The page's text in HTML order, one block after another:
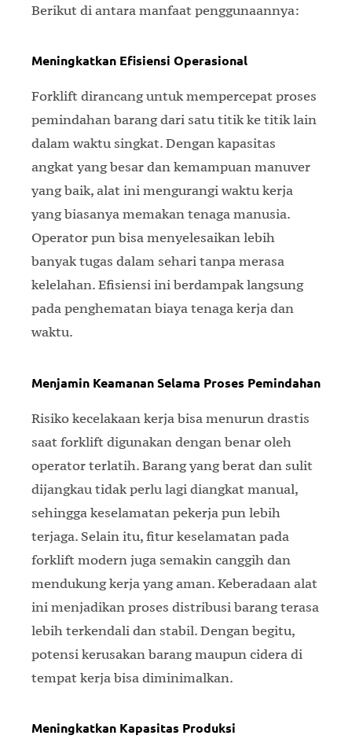
Berikut di antara manfaat penggunaannya:
Meningkatkan Efisiensi Operasional
Forklift dirancang untuk mempercepat proses
pemindahan barang dari satu titik ke titik lain
dalam waktu singkat. Dengan kapasitas
angkat yang besar dan kemampuan manuver
yang baik, alat ini mengurangi waktu kerja
yang biasanya memakan tenaga manusia.
Operator pun bisa menyelesaikan lebih
banyak tugas dalam sehari tanpa merasa
kelelahan. Efisiensi ini berdampak langsung
pada penghematan biaya tenaga kerja dan
waktu.
Menjamin Keamanan Selama Proses Pemindahan
Risiko kecelakaan kerja bisa menurun drastis
saat forklift digunakan dengan benar oleh
operator terlatih. Barang yang berat dan sulit
dijangkau tidak perlu lagi diangkat manual,
sehingga keselamatan pekerja pun lebih
terjaga. Selain itu, fitur keselamatan pada
forklift modern juga semakin canggih dan
mendukung kerja yang aman. Keberadaan alat
ini menjadikan proses distribusi barang terasa
lebih terkendali dan stabil. Dengan begitu,
potensi kerusakan barang maupun cidera di
tempat kerja bisa diminimalkan.
Meningkatkan Kapasitas Produksi